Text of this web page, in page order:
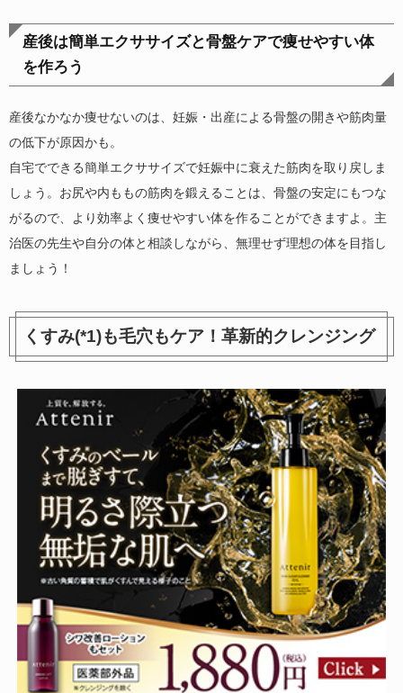
産後は簡単エクササイズと骨盤ケアで痩せやすい体
を作ろう
産後なかなか痩せないのは、妊娠・出産による骨盤の開きや筋肉量
の低下が原因かも。
自宅でできる簡単エクササイズで妊娠中に衰えた筋肉を取り戻しま
しょう。お尻や内ももの筋肉を鍛えることは、骨盤の安定にもつな
がるので、より効率よく痩せやすい体を作ることができますよ。主
治医の先生や自分の体と相談しながら、無理せず理想の体を目指し
ましょう！
くすみ(*1)も毛穴もケア！革新的クレンジング